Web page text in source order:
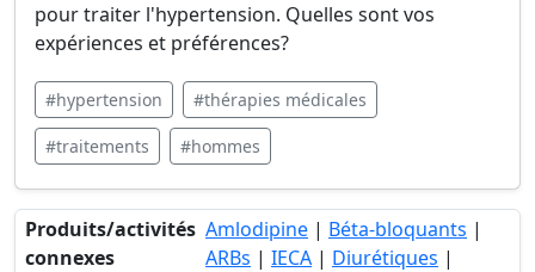
pour traiter l'hypertension. Quelles sont vos
expériences et préférences?
#hypertension #thérapies médicales
#traitements #hommes
Produits/activités
connexes
Amlodipine | Béta-bloquants |
ARBs | IECA | Diurétiques |